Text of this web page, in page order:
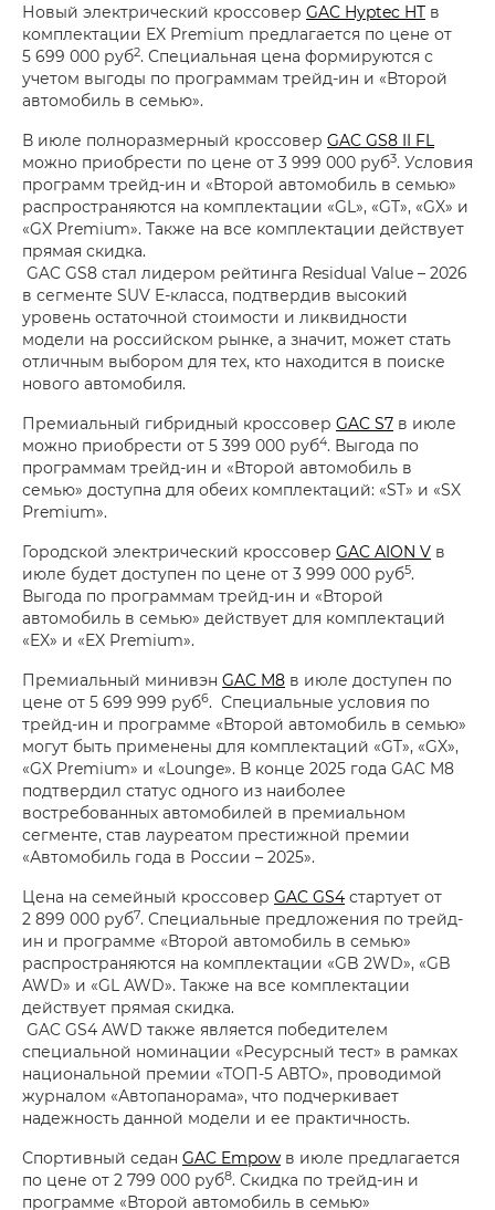
Новый электрический кроссовер GAC Hyptec HT в
комплектации EX Premium предлагается по цене от
5 699 000 руб2. Специальная цена формируются с
учетом выгоды по программам трейд-ин и «Второй
автомобиль в семью».
В июле полноразмерный кроссовер GAC GS8 II FL
можно приобрести по цене от 3 999 000 руб3. Условия
программ трейд-ин и «Второй автомобиль в семью»
распространяются на комплектации «GL», «GT», «GX» и
«GX Premium». Также на все комплектации действует
прямая скидка.
GAC GS8 стал лидером рейтинга Residual Value – 2026
в сегменте SUV E-класса, подтвердив высокий
уровень остаточной стоимости и ликвидности
модели на российском рынке, а значит, может стать
отличным выбором для тех, кто находится в поиске
нового автомобиля.
Премиальный гибридный кроссовер GAC S7 в июле
можно приобрести от 5 399 000 руб4. Выгода по
программам трейд-ин и «Второй автомобиль в
семью» доступна для обеих комплектаций: «ST» и «SX
Premium».
Городской электрический кроссовер GAC AION V в
июле будет доступен по цене от 3 999 000 руб5.
Выгода по программам трейд-ин и «Второй
автомобиль в семью» действует для комплектаций
«EX» и «EX Premium».
Премиальный минивэн GAC M8 в июле доступен по
цене от 5 699 999 руб6. Специальные условия по
трейд-ин и программе «Второй автомобиль в семью»
могут быть применены для комплектаций «GT», «GX»,
«GX Premium» и «Lounge». В конце 2025 года GAC M8
подтвердил статус одного из наиболее
востребованных автомобилей в премиальном
сегменте, став лауреатом престижной премии
«Автомобиль года в России – 2025».
Цена на семейный кроссовер GAC GS4 стартует от
2 899 000 руб7. Специальные предложения по трейд-
ин и программе «Второй автомобиль в семью»
распространяются на комплектации «GB 2WD», «GB
AWD» и «GL AWD». Также на все комплектации
действует прямая скидка.
GAC GS4 AWD также является победителем
специальной номинации «Ресурсный тест» в рамках
национальной премии «ТОП-5 АВТО», проводимой
журналом «Автопанорама», что подчеркивает
надежность данной модели и ее практичность.
Спортивный седан GAC Empow в июле предлагается
по цене от 2 799 000 руб8. Скидка по трейд-ин и
программе «Второй автомобиль в семью»